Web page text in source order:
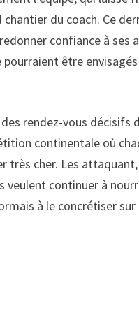
du coach. Ce
confiance à ses
être
rendez-vous décisifs
continentale où
très cher. Les
veulent continuer à
à le concrétiser sur